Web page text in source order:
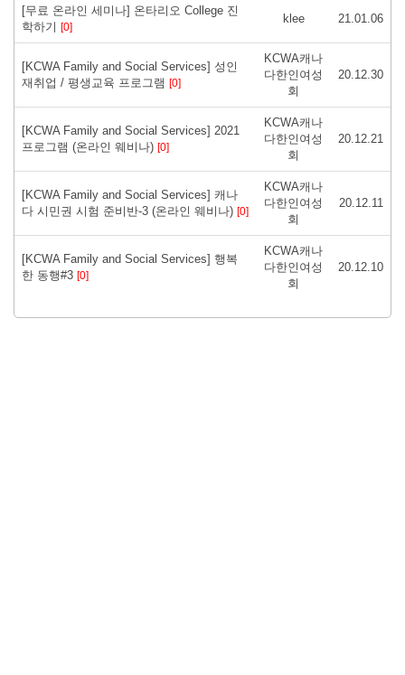
[무료 온라인 세미나] 온타리오 College 진
학하기 [0]
klee 21.01.06
[KCWA Family and Social Services] 성인
재취업 / 평생교육 프로그램 [0]
KCWA캐나
다한인여성
회
20.12.30
[KCWA Family and Social Services] 2021
프로그램 (온라인 웨비나) [0]
KCWA캐나
다한인여성
회
20.12.21
[KCWA Family and Social Services] 캐나
다 시민권 시험 준비반-3 (온라인 웨비나) [0]
KCWA캐나
다한인여성
회
20.12.11
[KCWA Family and Social Services] 행복
한 동행#3 [0]
KCWA캐나
다한인여성
회
20.12.10